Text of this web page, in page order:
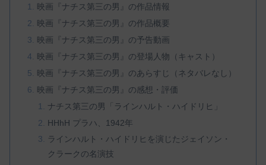
映画『ナチス第三の男』の作品情報
映画『ナチス第三の男』の作品概要
映画『ナチス第三の男』の予告動画
映画『ナチス第三の男』の登場人物（キャスト）
映画『ナチス第三の男』のあらすじ（ネタバレなし）
映画『ナチス第三の男』の感想・評価
ナチス第三の男「ラインハルト・ハイドリヒ」
HHhH プラハ、1942年
ラインハルト・ハイドリヒを演じたジェイソン・
クラークの名演技